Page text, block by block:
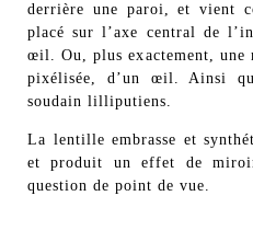
derrière une paroi, et vient
placé sur l’axe central de
œil. Ou, plus exactement, une
pixélisée, d’un œil. Ainsi
soudain lilliputiens.
La lentille embrasse et
et produit un effet de
question de point de vue.